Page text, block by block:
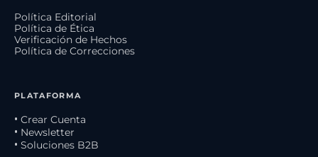
Política Editorial
Política de Ética
Verificación de Hechos
Política de Correcciones
PLATAFORMA
• Crear Cuenta
• Newsletter
• Soluciones B2B